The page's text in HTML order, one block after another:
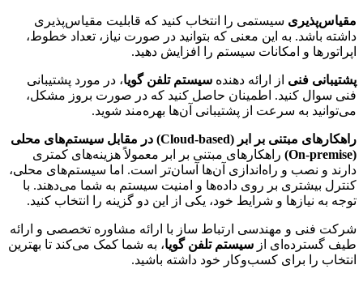
مقیاس‌پذیری سیستمی را انتخاب کنید که قابلیت مقیاس‌پذیری
داشته باشد. به این معنی که بتوانید در صورت نیاز، تعداد خطوط،
اپراتورها و امکانات سیستم را افزایش دهید.
پشتیبانی فنی از ارائه دهنده سیستم تلفن گویا، در مورد پشتیبانی
فنی سوال کنید. اطمینان حاصل کنید که در صورت بروز مشکل،
می‌توانید به سرعت از پشتیبانی آن‌ها بهره‌مند شوید.
راهکارهای مبتنی بر ابر (Cloud-based) در مقابل سیستم‌های محلی
(On-premise)
راهکارهای مبتنی بر ابر معمولاً هزینه‌های کمتری
دارند و نصب و راه‌اندازی آن‌ها آسان‌تر است. اما سیستم‌های محلی،
کنترل بیشتری بر روی داده‌ها و امنیت سیستم به شما می‌دهند. با
توجه به نیازها و شرایط خود، یکی از این دو گزینه را انتخاب کنید.
شرکت فنی و مهندسی ارتباط ساز با ارائه مشاوره تخصصی و ارائه
طیف گسترده‌ای از سیستم تلفن گویا، به شما کمک می‌کند تا بهترین
انتخاب را برای کسب‌وکار خود داشته باشید.